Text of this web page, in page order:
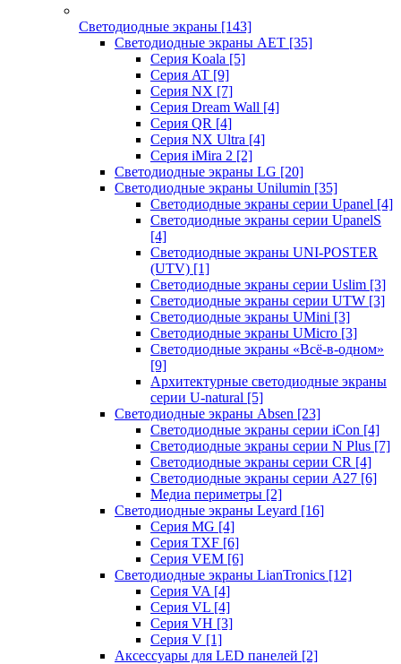
Светодиодные экраны [143]
Светодиодные экраны AET [35]
Cерия Koala [5]
Серия AT [9]
Серия NX [7]
Серия Dream Wall [4]
Серия QR [4]
Серия NX Ultra [4]
Серия iMira 2 [2]
Светодиодные экраны LG [20]
Светодиодные экраны Unilumin [35]
Светодиодные экраны серии Upanel [4]
Светодиодные экраны серии UpanelS
[4]
Светодиодные экраны UNI-POSTER
(UTV) [1]
Светодиодные экраны серии Uslim [3]
Светодиодные экраны серии UTW [3]
Светодиодные экраны UMini [3]
Светодиодные экраны UMicro [3]
Светодиодные экраны «Всё-в-одном»
[9]
Архитектурные светодиодные экраны
серии U-natural [5]
Светодиодные экраны Absen [23]
Светодиодные экраны серии iCon [4]
Светодиодные экраны серии N Plus [7]
Светодиодные экраны серии CR [4]
Светодиодные экраны серии А27 [6]
Медиа периметры [2]
Светодиодные экраны Leyard [16]
Серия MG [4]
Серия TXF [6]
Серия VEM [6]
Светодиодные экраны LianTronics [12]
Серия VA [4]
Серия VL [4]
Серия VH [3]
Серия V [1]
Аксессуары для LED панелей [2]